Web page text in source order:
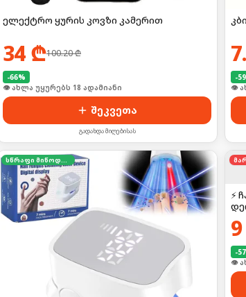
ელექტრო ყურის კოვზი კამერით
34₾100.20₾
-66%
🛒 ბოლო 24სთ-ში იყიდა 24-მა
შეკვეთა
გადახდა მიღებისას
-59
🛒
სწრაფი მიწოდება
⚡
9
-57
🛒